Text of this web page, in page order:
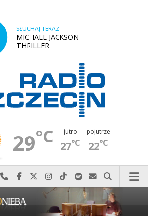
SŁUCHAJ TERAZ
MICHAEL JACKSON -
THRILLER
29°C jutro
27°C
pojutrze
22°C
Najlepiej po prostu do nas zadzwoń
Odwiedź nas na Facebook-u
Odwiedź nas na X
Odwiedź nas na Instagram-ie
Odwiedź nas na TikTok-u
Szukaj nas na Spotify
Wyślij do nas
Szukaj